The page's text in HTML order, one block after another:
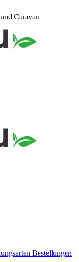
Caravan
Bestellungen